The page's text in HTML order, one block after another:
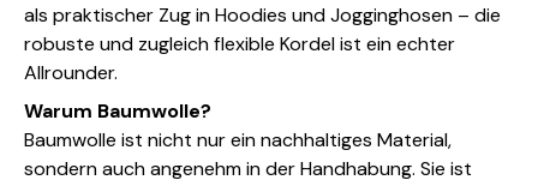
als praktischer Zug in Hoodies und Jogginghosen – die
robuste und zugleich flexible Kordel ist ein echter
Allrounder.
Warum Baumwolle?
Baumwolle ist nicht nur ein nachhaltiges Material,
sondern auch angenehm in der Handhabung. Sie ist